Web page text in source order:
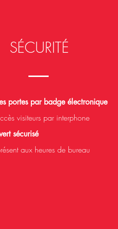
SÉCURITÉ
portes par badge électronique
visiteurs par interphone
sécurisé
aux heures de bureau